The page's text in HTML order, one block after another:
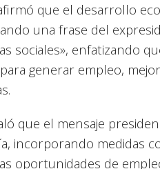
que el desarrollo
una frase del
sociales», enfatizando
generar empleo,
que el mensaje
incorporando medidas
oportunidades de